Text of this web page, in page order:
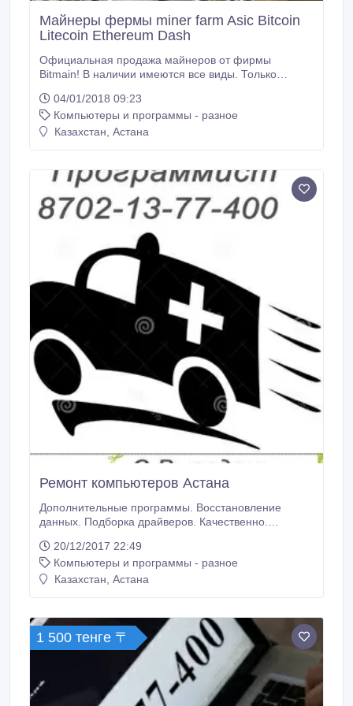
Майнеры фермы miner farm Asic Bitcoin
Litecoin Ethereum Dash
Официальная продажа майнеров от фирмы
Bitmain! В наличии имеются все виды. Только
04/01/2018 09:23
Компьютеры и программы - разное
Казахстан, Астана
Ремонт компьютеров Астана
Дополнительные программы. Восстановление
данных. Подборка драйверов. Качественно.
Windows - 7, 8, 10 (без потери данных).
Лицензионные Антивирусы, очистка от вирусов.
Microsoft Office (2003, 2007, 2010, 2013). Установка
многое другое).
20/12/2017 22:49
Компьютеры и программы - разное
Казахстан, Астана
1 500 тенге 〒